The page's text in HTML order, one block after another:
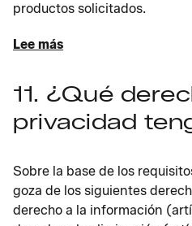
productos solicitados.
Lee más
11. ¿Qué
privacidad
Sobre la base de los
goza de los siguientes
derecho a la información